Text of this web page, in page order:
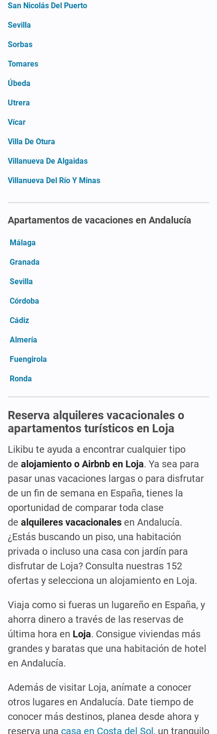
San Nicolás Del Puerto
Sevilla
Sorbas
Tomares
Úbeda
Utrera
Vícar
Villa De Otura
Villanueva De Algaidas
Villanueva Del Río Y Minas
Apartamentos de vacaciones en Andalucía
Málaga
Granada
Sevilla
Córdoba
Cádiz
Almería
Fuengirola
Ronda
Reserva alquileres vacacionales o
apartamentos turísticos en Loja
Likibu te ayuda a encontrar cualquier tipo
de alojamiento o Airbnb en Loja. Ya sea para
pasar unas vacaciones largas o para disfrutar
de un fin de semana en España, tienes la
oportunidad de comparar toda clase
de alquileres vacacionales en Andalucía.
¿Estás buscando un piso, una habitación
privada o incluso una casa con jardín para
disfrutar de Loja? Consulta nuestras 152
ofertas y selecciona un alojamiento en Loja.
Viaja como si fueras un lugareño en España, y
ahorra dinero a través de las reservas de
última hora en Loja. Consigue viviendas más
grandes y baratas que una habitación de hotel
en Andalucía.
Además de visitar Loja, anímate a conocer
otros lugares en Andalucía. Date tiempo de
conocer más destinos, planea desde ahora y
reserva una casa en Costa del Sol, un tranquilo